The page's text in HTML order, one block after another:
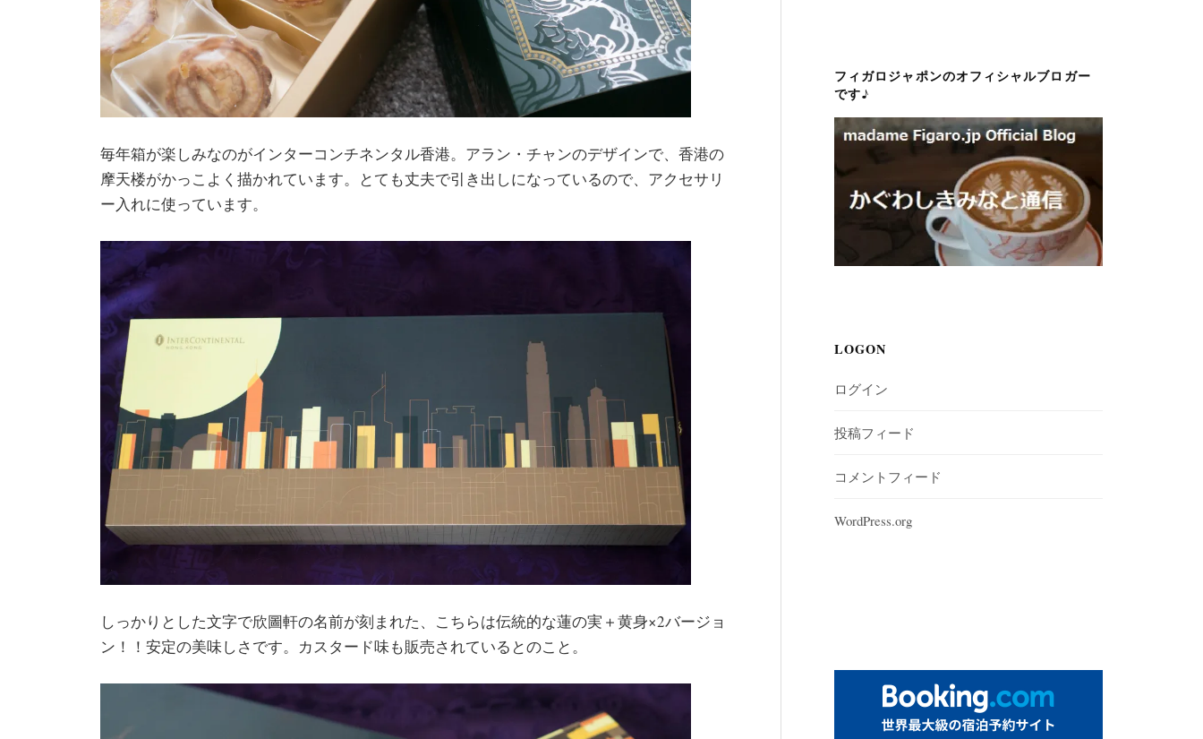
毎年箱が楽しみなのがインターコンチネンタル香港。アラン・チャンのデザインで、香港の
摩天楼がかっこよく描かれています。とても丈夫で引き出しになっているので、アクセサリ
ー入れに使っています。
しっかりとした文字で欣圖軒の名前が刻まれた、こちらは伝統的な蓮の実＋黄身×2バージョ
ン！！安定の美味しさです。カスタード味も販売されているとのこと。
フィガロジャポンのオフィシャルブロガー
です♪
LOGON
ログイン
投稿フィード
コメントフィード
WordPress.org